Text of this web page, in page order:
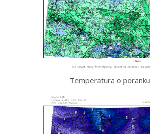
Temperatura o poranku